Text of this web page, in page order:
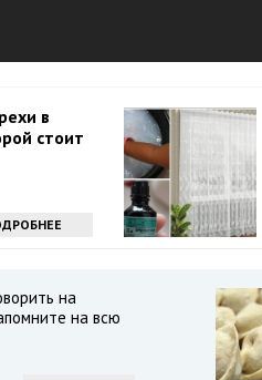
в
стоит
на
на всю